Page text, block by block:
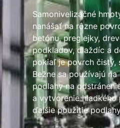
Samonivelizačné
nanášať na rôzne
betónu, preglejky,
podkladov, dlaždíc a
pokiaľ je povrch čistý,
Bežne sa používajú
podlahy na
a vytvorenie hladkého
ďalšie použitie